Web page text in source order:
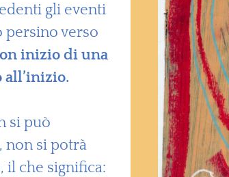
gli eventi
persino verso
inizio di una
all’inizio.
si può
non si potrà
il che significa: